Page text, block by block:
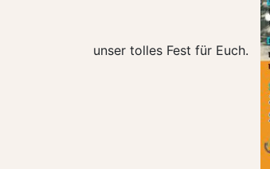
unser tolles Fest für Euch.